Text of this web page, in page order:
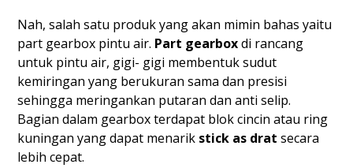
Nah, salah satu produk yang akan mimin bahas yaitu
part gearbox pintu air. Part gearboxdi rancang
untuk pintu air, gigi- gigi membentuk sudut
kemiringan yang berukuran sama dan presisi
sehingga meringankan putaran dan anti selip.
Bagian dalam gearbox terdapat blok cincin atau ring
kuningan yang dapat menarik stick as drat secara
lebih cepat.